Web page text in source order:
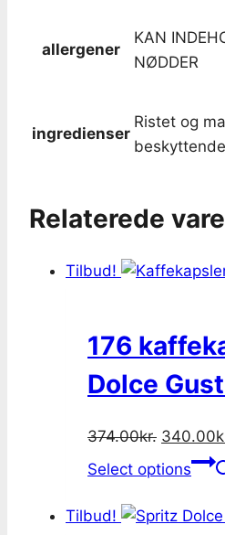
allergener
KAN
NØDDER
ingredienser
Ristet og
Relaterede
Tilbud!
176
Dolce
374.00kr. Original
price
340.00
Select options
Tilbud!